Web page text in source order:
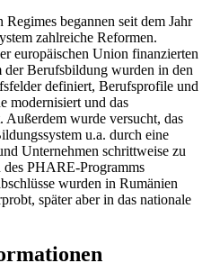
begannen seit dem Jahr
zahlreiche Reformen.
europäischen Union finanzierten
Berufsbildung wurden in den
definiert, Berufsprofile und
modernisiert und das
Außerdem wurde versucht, das
u.a. durch eine
Unternehmen schrittweise zu
PHARE-Programms
wurden in Rumänien
später aber in das nationale